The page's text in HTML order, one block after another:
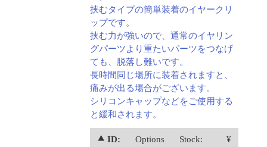
挟むタイプの簡単装着のイヤークリ
ップです。
挟む力が強いので、通常のイヤリン
グパーツより重たいパーツをつなげ
ても、脱落し難いです。
長時間同じ場所に装着されますと、
痛みが出る場合がございます。
シリコンキャップなどをご使用する
と緩和されます。
⯅ ID:
Options
Stock:
¥